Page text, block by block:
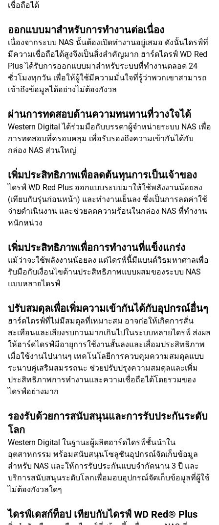
เชื่อถือได้
ออกแบบมาสำหรับการทำงานต่อเนื่อง
เนื่องจากระบบ NAS นั้นต้องเปิดทำงานอยู่เสมอ ดังนั้นไดรฟ์ที่
มีความเชื่อถือได้สูงจึงเป็นสิ่งสำคัญมาก ฮาร์ดไดรฟ์ WD Red
Plus ได้รับการออกแบบมาสำหรับระบบที่ทำงานตลอด 24
ชั่วโมงทุกวัน เพื่อให้ผู้ใช้มีความมั่นใจที่รู้ว่าพวกเขาสามารถ
เข้าถึงข้อมูลได้อย่างไม่ต้องกังวล
ผ่านการทดสอบด้านความทนทานที่วางใจได้
Western Digital ได้ร่วมมือกับบรรดาผู้จำหน่ายระบบ NAS เพื่อ
การทดสอบที่ครอบคลุม เพื่อรับรองถึงความเข้ากันได้กับ
กล่อง NAS ส่วนใหญ่
เพิ่มประสิทธิภาพเพื่อลดต้นทุนการเป็นเจ้าของ
ไดรฟ์ WD Red Plus ออกแบบระบบมาให้ใช้พลังงานน้อยลง
(เทียบกับรุ่นก่อนหน้า) และทำงานเย็นลง ซึ่งเป็นการลดค่าใช้
จ่ายดำเนินงาน และช่วยลดความร้อนในกล่อง NAS ที่ทำงาน
หนักหน่วง
เพิ่มประสิทธิภาพเพื่อการทำงานที่แข็งแกร่ง
แม้ว่าจะใช้พลังงานน้อยลง แต่ไดรฟ์นี้มีแบนด์วิธมหาศาลเพื่อ
รับมือกับเงื่อนไขด้านประสิทธิภาพแบบผสมของระบบ NAS
แบบหลายไดรฟ์
ปรับสมดุลเพื่อเพิ่มความเข้ากันได้กับอุปกรณ์อื่นๆ
ฮาร์ดไดรฟ์ที่ไม่มีสมดุลที่เหมาะสม อาจก่อให้เกิดการสั่น
สะเทือนและเสียงรบกวนมากเกินไปในระบบหลายไดรฟ์ ส่งผล
ให้ฮาร์ดไดรฟ์มีอายุการใช้งานสั้นลงและเสื่อมประสิทธิภาพ
เมื่อใช้งานไปนานๆ เทคโนโลยีการควบคุมความสมดุลแบบ
ระนาบคู่เสริมสมรรถนะ ช่วยปรับปรุงความสมดุลและเพิ่ม
ประสิทธิภาพการทำงานและความเชื่อถือได้โดยรวมของ
ไดรฟ์อย่างมาก
รองรับด้วยการสนับสนุนและการรับประกันระดับ
โลก
Western Digital ในฐานะผู้ผลิตฮาร์ดไดรฟ์ชั้นนำใน
อุตสาหกรรม พร้อมสนับสนุนโซลูชันอุปกรณ์จัดเก็บข้อมูล
สำหรับ NAS และให้การรับประกันแบบจำกัดนาน 3 ปี และ
บริการสนับสนุนระดับโลกเพื่อมอบอุปกรณ์จัดเก็บข้อมูลที่ผู้ใช้
ไม่ต้องกังวลใดๆ
ไดรฟ์เดสก์ท็อป เทียบกับไดรฟ์ WD Red® Plus